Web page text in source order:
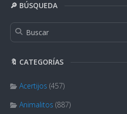
🔎 BÚSQUEDA
🔖 CATEGORÍAS
Acertijos (457)
Animalitos (887)